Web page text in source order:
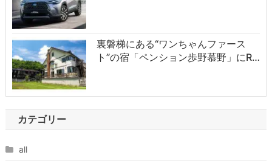
裏磐梯にある“ワンちゃんファース
ト”の宿「ペンション歩野慕野」にR…
カテゴリー
all